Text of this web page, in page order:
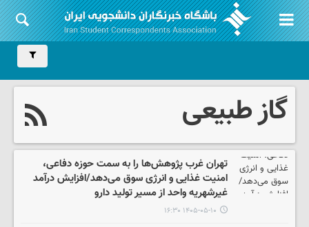
گاز طبیعی
تهران غرب پژوهش‌ها را به سمت حوزه دفاعی،
امنیت غذایی و انرژی سوق می‌دهد/افزایش درآمد
غیرشهریه واحد از مسیر تولید دارو
۱۴۰۵-۰۵-۱۰ ۱۶:۳۰